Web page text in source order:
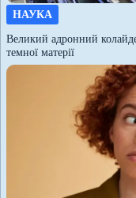
НАУКА
Великий адронний
темної матерії